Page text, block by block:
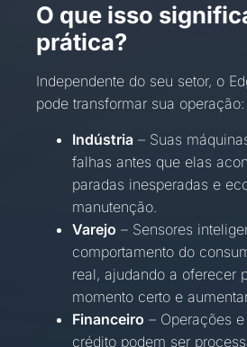
O que isso
prática?
Independente do seu setor, o
pode transformar sua operação:
Indústria – Suas
falhas antes que elas
paradas inesperadas e
manutenção.
Varejo – Sensores
comportamento do
real, ajudando a oferecer
momento certo e
Financeiro – Operações
crédito podem ser